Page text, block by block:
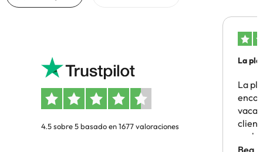
4.5 sobre 5 basado en 1677 valoraciones
La
La
Bea